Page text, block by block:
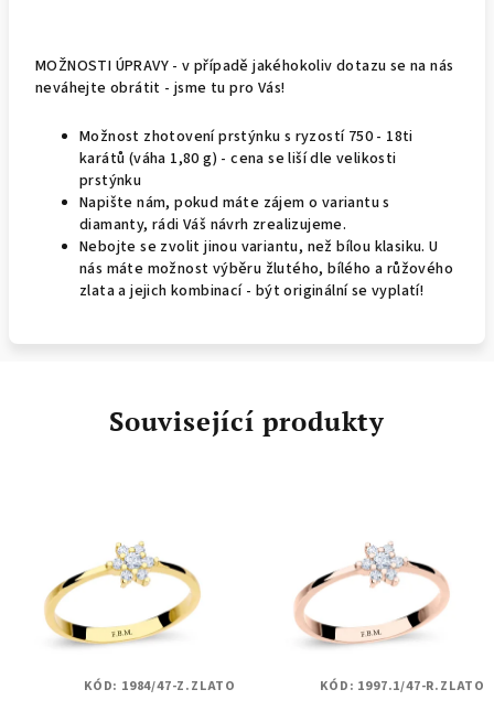
MOŽNOSTI ÚPRAVY - v případě jakéhokoliv dotazu se na nás
neváhejte obrátit - jsme tu pro Vás!
Možnost zhotovení prstýnku s ryzostí 750 - 18ti
karátů (váha 1,80 g) - cena se liší dle velikosti
prstýnku
Napište nám, pokud máte zájem o variantu s
diamanty, rádi Váš návrh zrealizujeme.
Nebojte se zvolit jinou variantu, než bílou klasiku. U
nás máte možnost výběru žlutého, bílého a růžového
zlata a jejich kombinací - být originální se vyplatí!
Související produkty
KÓD: 1984/47-Z.ZLATO KÓD: 1997.1/47-R.ZLATO